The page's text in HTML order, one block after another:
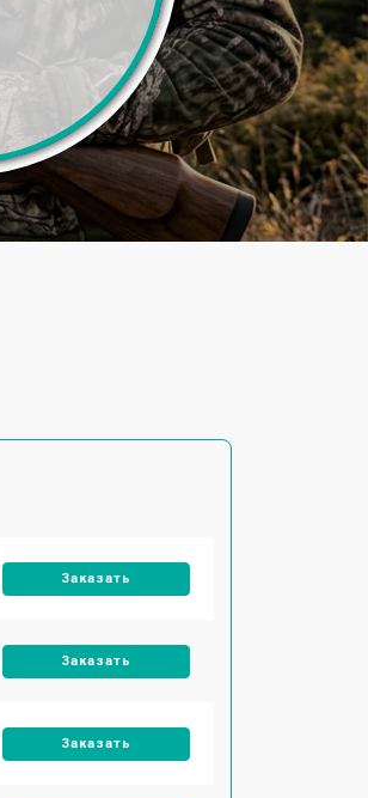
Заказать
Заказать
Заказать